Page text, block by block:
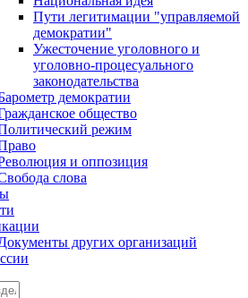
Пути легитимации "управляемой
демократии"
Ужесточение уголовного и
уголовно-процесуального
законодательства
демократии
общество
режим
и оппозиция
слова
других организаций